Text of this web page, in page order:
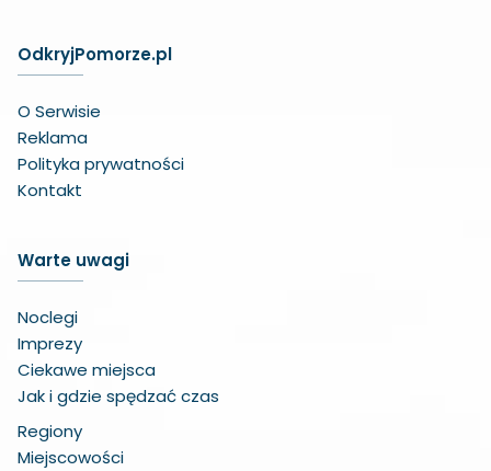
OdkryjPomorze.pl
O Serwisie
Reklama
Polityka prywatności
Kontakt
Warte uwagi
Noclegi
Imprezy
Ciekawe miejsca
Jak i gdzie spędzać czas
Regiony
Miejscowości